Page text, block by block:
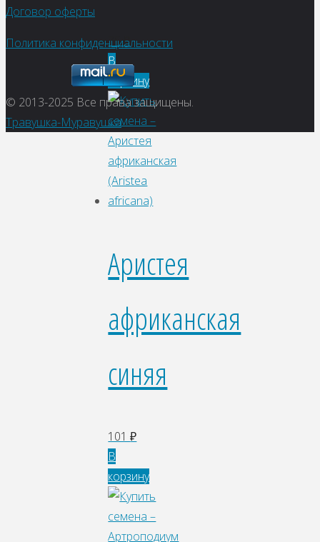
75₽
В
корзину
Аристея
африканская
синяя
101₽
В
корзину
Договор оферты
Политика конфиденциальности
© 2013-2025 Все права защищены.
Травушка-Муравушка